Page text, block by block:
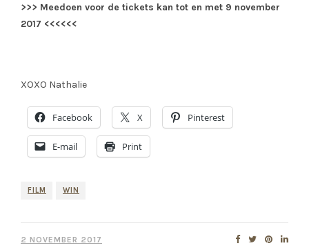
>>> Meedoen voor de tickets kan tot en met 9 november
2017 <<<<<<
XOXO Nathalie
Facebook X Pinterest
E-mail Print
FILM WIN
2 NOVEMBER 2017